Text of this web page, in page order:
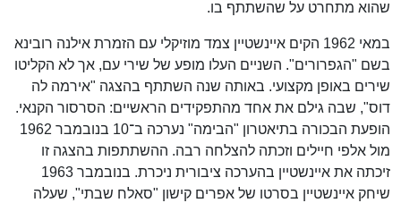
שהוא מתחרט על שהשתתף בו.
במאי 1962 הקים איינשטיין צמד מוזיקלי עם הזמרת אילנה רובינא
בשם "הגפרורים". השניים העלו מופע של שירי עם, אך לא הקליטו
שירים באופן מקצועי. באותה שנה השתתף בהצגה "אירמה לה
דוס", שבה גילם את אחד מהתפקידים הראשיים: הסרסור הקנאי.
הופעת הבכורה בתיאטרון "הבימה" נערכה ב־10 בנובמבר 1962
מול אלפי חיילים וזכתה להצלחה רבה. ההשתתפות בהצגה זו
זיכתה את איינשטיין בהערכה ציבורית ניכרת. בנובמבר 1963
שיחק איינשטיין בסרטו של אפרים קישון "סאלח שבתי", שעלה